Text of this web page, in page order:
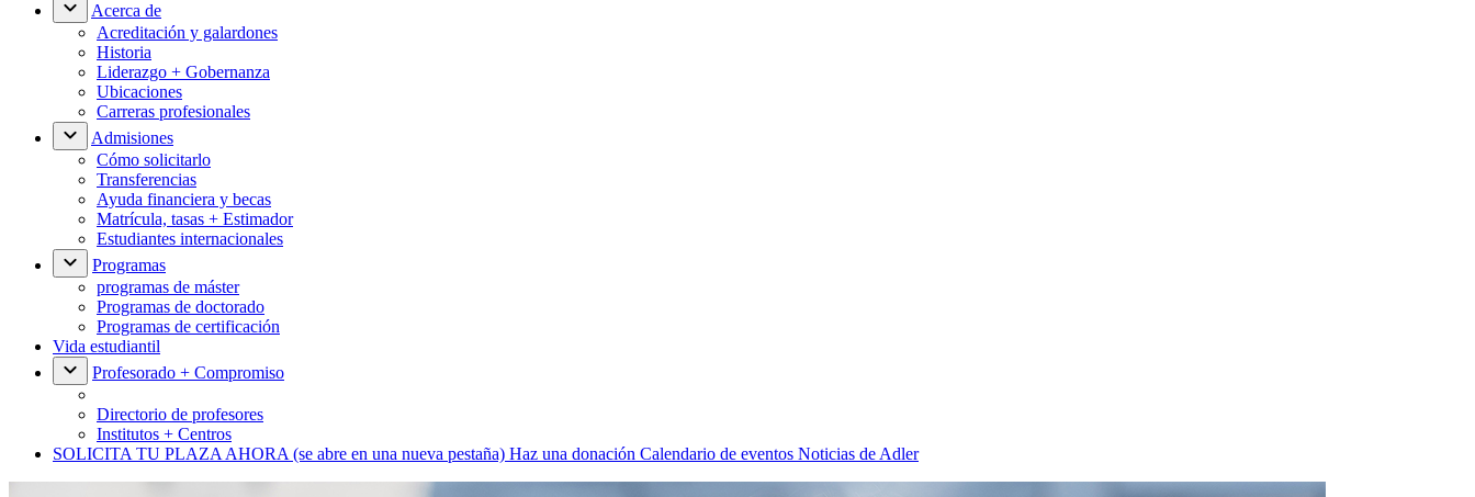
Acerca de
Acreditación y galardones
Historia
Liderazgo + Gobernanza
Ubicaciones
Carreras profesionales
Admisiones
Cómo solicitarlo
Transferencias
Ayuda financiera y becas
Matrícula, tasas + Estimador
Estudiantes internacionales
Programas
programas de máster
Programas de doctorado
Programas de certificación
Vida estudiantil
Profesorado + Compromiso
Directorio de profesores
Institutos + Centros
SOLICITA TU PLAZA AHORA (se abre en una nueva pestaña) Haz una donación Calendario de eventos Noticias de Adler